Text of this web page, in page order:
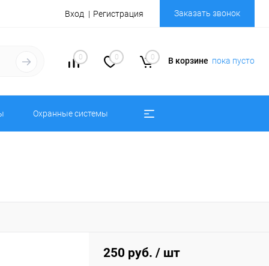
Вход Регистрация Заказать звонок
0 0 0 В корзине пока пусто
Охранные системы
250 руб. / шт